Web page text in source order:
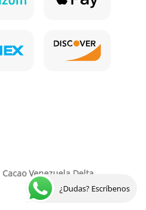
Cacao Venezuela Delta
¿Dudas? Escríbenos